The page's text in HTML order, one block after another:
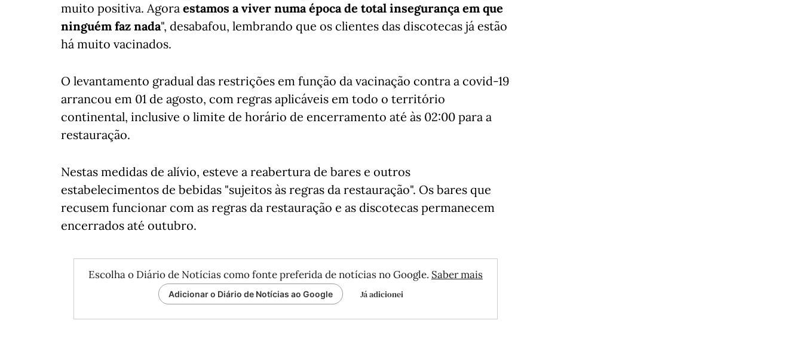
muito positiva. Agora estamos a viver numa época de total insegurança em que
ninguém faz nada", desabafou, lembrando que os clientes das discotecas já estão
há muito vacinados.
O levantamento gradual das restrições em função da vacinação contra a covid-19
arrancou em 01 de agosto, com regras aplicáveis em todo o território
continental, inclusive o limite de horário de encerramento até às 02:00 para a
restauração.
Nestas medidas de alívio, esteve a reabertura de bares e outros
estabelecimentos de bebidas "sujeitos às regras da restauração". Os bares que
recusem funcionar com as regras da restauração e as discotecas permanecem
encerrados até outubro.
Escolha o Diário de Notícias como fonte preferida de notícias no Google. Saber mais
Adicionar o Diário de Notícias ao Google Já adicionei